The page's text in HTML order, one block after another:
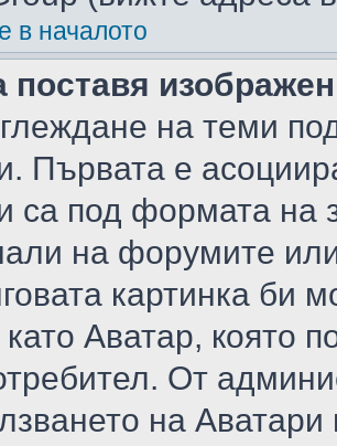
в началото
поставя
на теми
Първата е
са под формата на
на форумите
картинка би
като Аватар, която
От
на